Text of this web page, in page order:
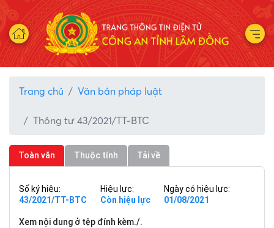
Trang chủ Văn bản pháp luật
Thông tư 43/2021/TT-BTC
Toàn văn Thuộc tính Tải về
Số ký hiệu:
43/2021/TT-BTC
Hiệu lực:
Còn hiệu lực
Ngày có hiệu lực:
01/08/2021
Xem nội dung ở tệp đính kèm./.